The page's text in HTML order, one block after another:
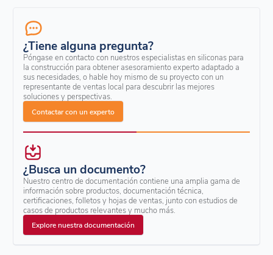
¿Tiene alguna pregunta?
Póngase en contacto con nuestros especialistas en siliconas para
la construcción para obtener asesoramiento experto adaptado a
sus necesidades, o hable hoy mismo de su proyecto con un
representante de ventas local para descubrir las mejores
soluciones y perspectivas.
Contactar con un experto
¿Busca un documento?
Nuestro centro de documentación contiene una amplia gama de
información sobre productos, documentación técnica,
certificaciones, folletos y hojas de ventas, junto con estudios de
casos de productos relevantes y mucho más.
Explore nuestra documentación